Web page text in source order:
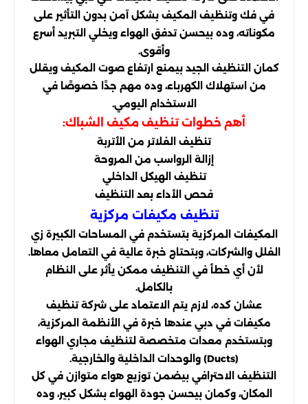
في فك وتنظيف المكيف بشكل آمن بدون التأثير على
مكوناته، وده بيحسن تدفق الهواء ويخلي التبريد أسرع
وأقوى.
كمان التنظيف الجيد بيمنع ارتفاع صوت المكيف ويقلل
من استهلاك الكهرباء، وده مهم جدًا خصوصًا في
الاستخدام اليومي.
أهم خطوات تنظيف مكيف الشباك:
تنظيف الفلاتر من الأتربة
إزالة الرواسب من المروحة
تنظيف الهيكل الداخلي
فحص الأداء بعد التنظيف
تنظيف مكيفات مركزية
المكيفات المركزية بتستخدم في المساحات الكبيرة زي
الفلل والشركات، وبتحتاج خبرة عالية في التعامل معاها.
لأن أي خطأ في التنظيف ممكن يأثر على النظام
بالكامل.
عشان كده، لازم يتم الاعتماد على شركة تنظيف
مكيفات في دبي عندها خبرة في الأنظمة المركزية،
وبتستخدم معدات متخصصة لتنظيف مجاري الهواء
(Ducts) والوحدات الداخلية والخارجية.
التنظيف الاحترافي بيضمن توزيع هواء متوازن في كل
المكان، وكمان بيحسن جودة الهواء بشكل كبير، وده